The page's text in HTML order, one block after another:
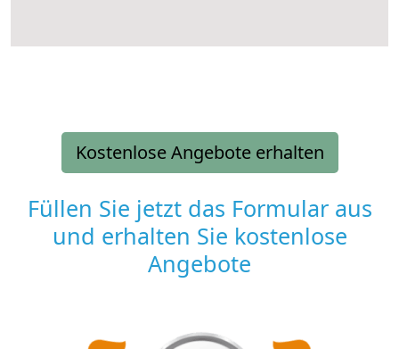
Kostenlose Angebote erhalten
Füllen Sie jetzt das Formular aus
und erhalten Sie kostenlose
Angebote